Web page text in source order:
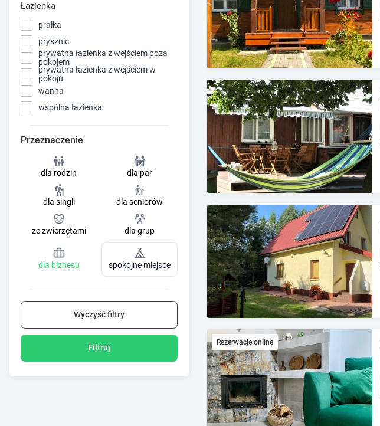
t
c
u
t
f
o
r
a
n
g
i
g
d
t
s
.
Łazienka
pralka
prysznic
prywatna łazienka z wejściem poza
pokojem
prywatna łazienka z wejściem w
pokoju
wanna
wspólna łazienka
Przeznaczenie
dla rodzin dla par
dla singli dla seniorów
ze zwierzętami dla grup
dla biznesu spokojne miejsce
Wyczyść filtry
Filtruj
Rezerwacje online